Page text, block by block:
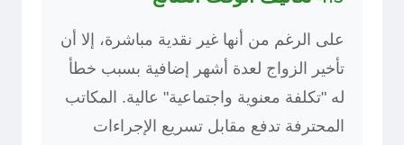
على الرغم من أنها غير نقدية مباشرة، إلا أن
تأخير الزواج لعدة أشهر إضافية بسبب خطأ
له "تكلفة معنوية واجتماعية" عالية. المكاتب
المحترفة تدفع مقابل تسريع الإجراءات